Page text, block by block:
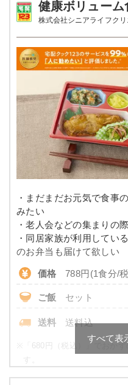
豚肉のしぐれ煮
エネルギー：497kcal、た
質：10.6g、炭水化物：
687mg、食塩相当量：1.7g
※メニューの補足
ご飯セットの栄養素です。
その栄養価のため、実際に
ーではないのでご注意くだ
カロリー 430～
塩分 3.0以
タンパク質 20.0～
脂質 -
糖質 -
リン -
カリウム -
幸たんぱく食の
ハンバーグ（ト
ペペロンチーノ
野菜とウインナーの炒
桜でんぶ
ブロッコリーと海老の
エネルギー：589Kcal、た
質：17.7g、炭水化物：
健康ボリューム
株式会社シニアライフクリ
・まだまだお元気で食事
みたい
・老人会などの集まりの
・同居家族が利用してい
のお弁当も届けて欲しい
価格 788円(1食分/
ご飯 セット
送料 送料込
※
「680円（税込）」でおか
すべて表